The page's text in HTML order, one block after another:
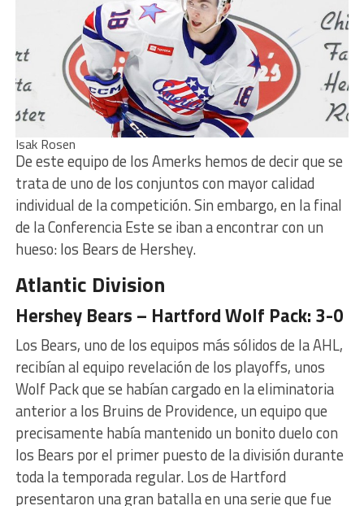
Isak Rosen
De este equipo de los Amerks hemos de decir que se
trata de uno de los conjuntos con mayor calidad
individual de la competición. Sin embargo, en la final
de la Conferencia Este se iban a encontrar con un
hueso: los Bears de Hershey.
Atlantic Division
Hershey Bears – Hartford Wolf Pack: 3-0
Los Bears, uno de los equipos más sólidos de la AHL,
recibían al equipo revelación de los playoffs, unos
Wolf Pack que se habían cargado en la eliminatoria
anterior a los Bruins de Providence, un equipo que
precisamente había mantenido un bonito duelo con
los Bears por el primer puesto de la división durante
toda la temporada regular. Los de Hartford
presentaron una gran batalla en una serie que fue